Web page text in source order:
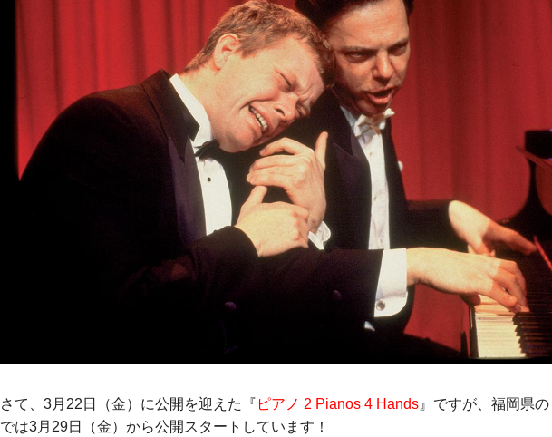
さて、3月22日（金）に公開を迎えた『 ピアノ 2 Pianos 4 Hands 』ですが、福岡県
では3月29日（金）から公開スタートしています！